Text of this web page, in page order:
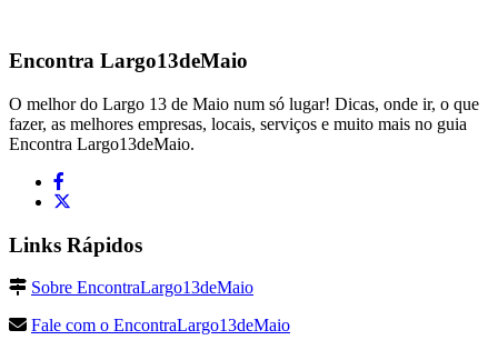
Encontra Largo13deMaio
O melhor do Largo 13 de Maio num só lugar! Dicas, onde ir, o que
fazer, as melhores empresas, locais, serviços e muito mais no guia
Encontra Largo13deMaio.
Links Rápidos
Sobre EncontraLargo13deMaio
Fale com o EncontraLargo13deMaio